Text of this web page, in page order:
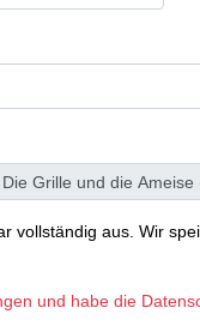
vollständig aus. Wir
und habe die